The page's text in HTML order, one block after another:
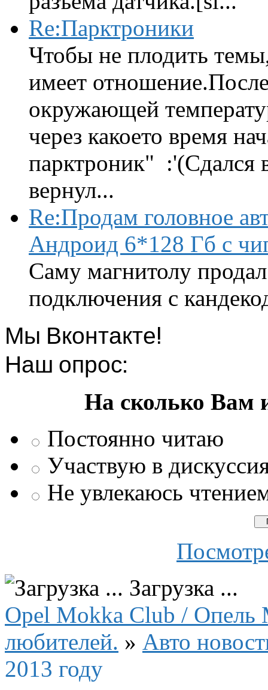
Re:Парктроники
Чтобы не плодить
имеет
окружающей
через какоето время
парктроник" :'(Сдался
вернул...
Re:Продам головное
Андроид 6*128 Гб с
Саму магнитолу
подключения с
Мы Вконтакте!
Наш опрос:
На сколько Вам
Постоянно читаю
Участвую в
Не увлекаюсь
Загрузка ...
Opel Mokka Club / Опель
любителей. » Авто
2013 году